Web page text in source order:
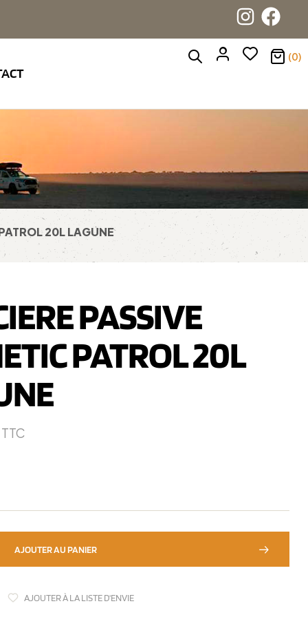
(0)
20L LAGUNE
PASSIVE
PATROL 20L
TTC
AJOUTER AU PANIER
AJOUTER À LA LISTE D'ENVIE